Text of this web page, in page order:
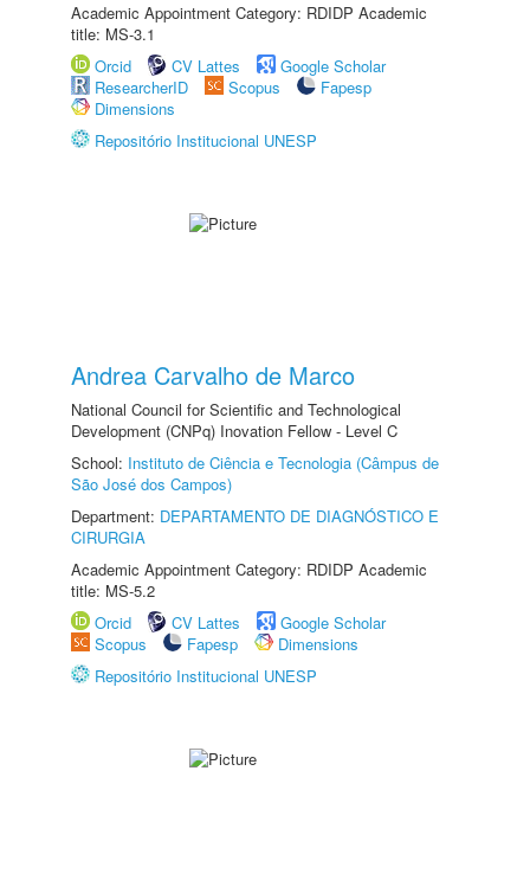
Academic Appointment Category: RDIDP Academic
title: MS-3.1
Orcid
CV Lattes
Google Scholar
ResearcherID
Scopus
Fapesp
Dimensions
Repositório Institucional UNESP
Andrea Carvalho de Marco
National Council for Scientific and Technological
Development (CNPq) Inovation Fellow - Level C
School: Instituto de Ciência e Tecnologia (Câmpus de
São José dos Campos)
Department: DEPARTAMENTO DE DIAGNÓSTICO E
CIRURGIA
Academic Appointment Category: RDIDP Academic
title: MS-5.2
Orcid
CV Lattes
Google Scholar
Scopus
Fapesp
Dimensions
Repositório Institucional UNESP